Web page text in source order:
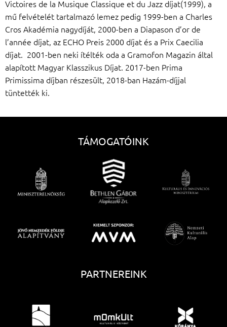
Victoires de la Musique Classique et du Jazz díjat(1999), a
mű felvételét tartalmazó lemez pedig 1999-ben a Charles
Cros Akadémia nagydíját, 2000-ben a Diapason d’or de
l’année díjat, az ECHO Preis 2000 díjat és a Prix Caecilia
díjat. 2001-ben neki ítélték oda a Gramofon Magazin által
alapított Magyar Klasszikus Díjat. 2017-ben Prima
Primissima díjban részesült, 2018-ban Hazám-díjjal
tüntették ki.
TÁMOGATÓINK
PARTNEREINK